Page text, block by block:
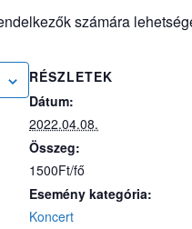
számára
RÉSZLETEK
Dátum:
2022.04.08.
Összeg:
1500Ft/fő
Esemény kategória:
Koncert